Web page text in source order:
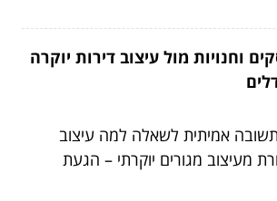
וחנויות מול עיצוב דירות יוקרה
אמיתית לשאלה למה עיצוב
מעיצוב מגורים יוקרתי – הגעת